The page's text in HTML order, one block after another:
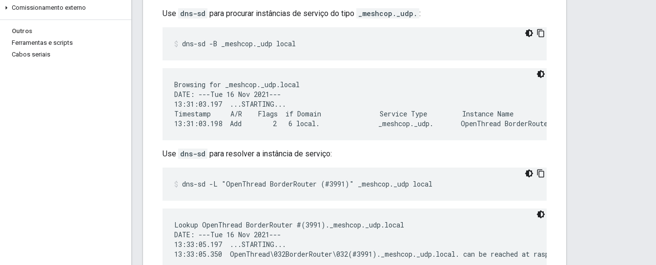
Comissionamento externo
Outros
Ferramentas e scripts
Cabos seriais
Use dns-sd para procurar instâncias de serviço do tipo _meshcop._udp. :
dns-sd -B _meshcop._udp local
Browsing for _meshcop._udp.local
DATE: ---Tue 16 Nov 2021---
13:31:03.197  ...STARTING...
Timestamp     A/R    Flags  if Domain               Service Type         Instance Name
Use dns-sd para resolver a instância de serviço:
dns-sd -L "OpenThread BorderRouter (#3991)" _meshcop._udp local
Lookup OpenThread BorderRouter #(3991)._meshcop._udp.local
DATE: ---Tue 16 Nov 2021---
13:33:05.197  ...STARTING...